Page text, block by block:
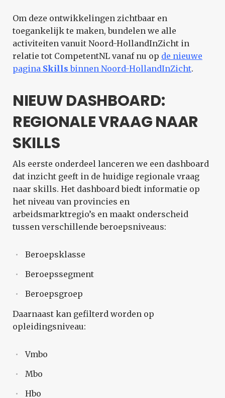
Om deze ontwikkelingen zichtbaar en
toegankelijk te maken, bundelen we alle
activiteiten vanuit Noord-HollandInZicht in
relatie tot CompetentNL vanaf nu op de nieuwe
pagina Skills binnen Noord-HollandInZicht.
NIEUW DASHBOARD:
REGIONALE VRAAG NAAR
SKILLS
Als eerste onderdeel lanceren we een dashboard
dat inzicht geeft in de huidige regionale vraag
naar skills. Het dashboard biedt informatie op
het niveau van provincies en
arbeidsmarktregio’s en maakt onderscheid
tussen verschillende beroepsniveaus:
Beroepsklasse
Beroepssegment
Beroepsgroep
Daarnaast kan gefilterd worden op
opleidingsniveau:
Vmbo
Mbo
Hbo